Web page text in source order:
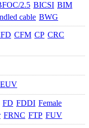
2.5 BICSI BIM
cable BWG
CFM CP CRC
EUV
FD FDDI Female
FRNC FTP FUV